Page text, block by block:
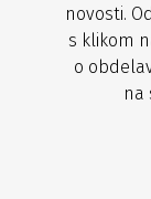
novosti.
s klikom
o
na